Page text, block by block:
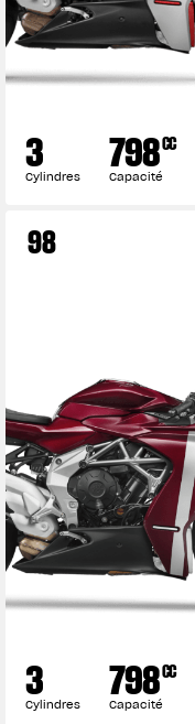
3
Cylindres 798CC
Capacité
98
3
Cylindres 798CC
Capacité